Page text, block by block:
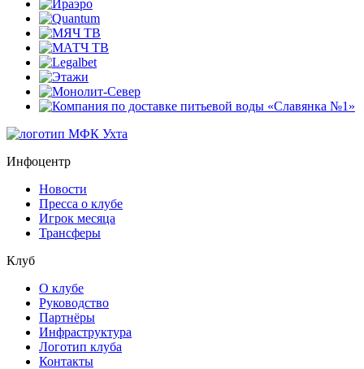
Инфоцентр
Новости
Пресса о клубе
Игрок месяца
Трансферы
Клуб
О клубе
Руководство
Партнёры
Инфраструктура
Логотип клуба
Контакты